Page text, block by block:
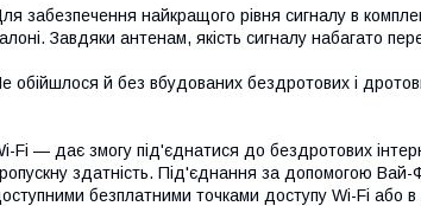
забезпечення найкращого рівня сигналу в
Завдяки антенам, якість сигналу набагато
обійшлося й без вбудованих бездротових і
Fi — дає змогу під'єднатися до бездротових
здатність. Під'єднання за допомогою Вай-
безплатними точками доступу Wi-Fi або